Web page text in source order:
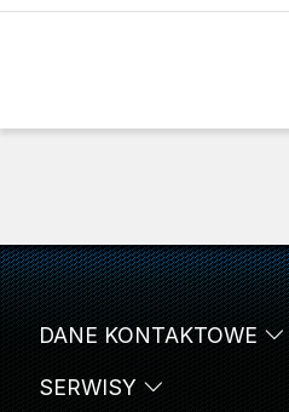
SERWISY
DANE KONTAKTOWE